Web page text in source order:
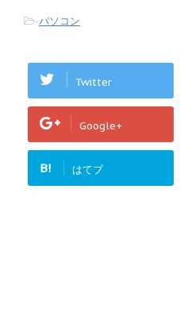
-パソコン
Twitter
Google+
B! はてブ